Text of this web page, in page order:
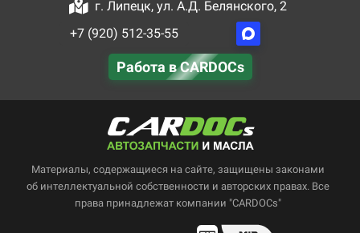
г. Липецк, ул. А.Д. Белянского, 2
+7 (920) 512-35-55
Работа в CARDOCs
Материалы, содержащиеся на сайте, защищены законами
об интеллектуальной собственности и авторских правах. Все
права принадлежат компании "CARDOCs"